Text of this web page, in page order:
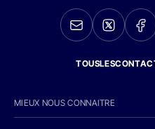
MIEUX NOUS CONNAITRE